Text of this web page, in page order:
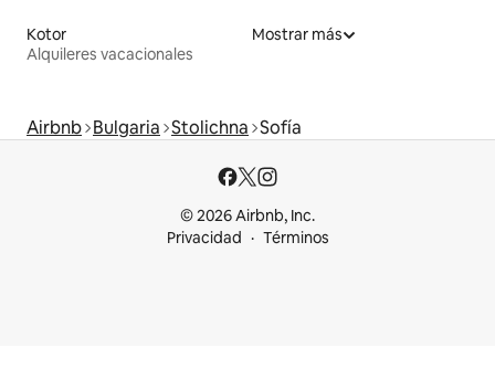
Kotor
Alquileres vacacionales
Mostrar más
Airbnb Bulgaria Stolichna Sofía
© 2026 Airbnb, Inc.
Privacidad
Términos